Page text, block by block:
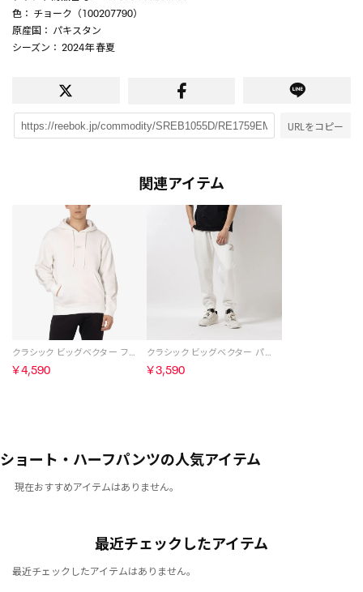
色 ： チョーク（100207790）
原産国 ： パキスタン
シーズン ： 2024年 春夏
URLをコピー
関連アイテム
クラシック ビッグベクター フーディ / CLASSIC BV HOODIE （チョーク）
￥4,590
クラシック ビッグベクター パンツ / CL BV PANT （チョーク）
￥3,590
ショート・ハーフパンツの人気アイテム
現在おすすめアイテムはありません。
最近チェックしたアイテム
最近チェックしたアイテムはありません。